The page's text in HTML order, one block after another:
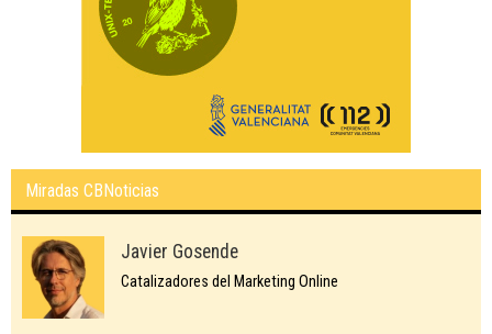
Miradas CBNoticias
Javier Gosende
Catalizadores del Marketing Online